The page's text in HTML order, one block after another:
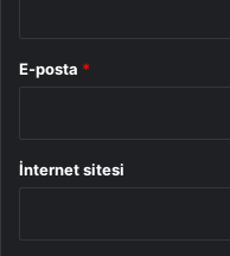
E-posta *
İnternet sitesi